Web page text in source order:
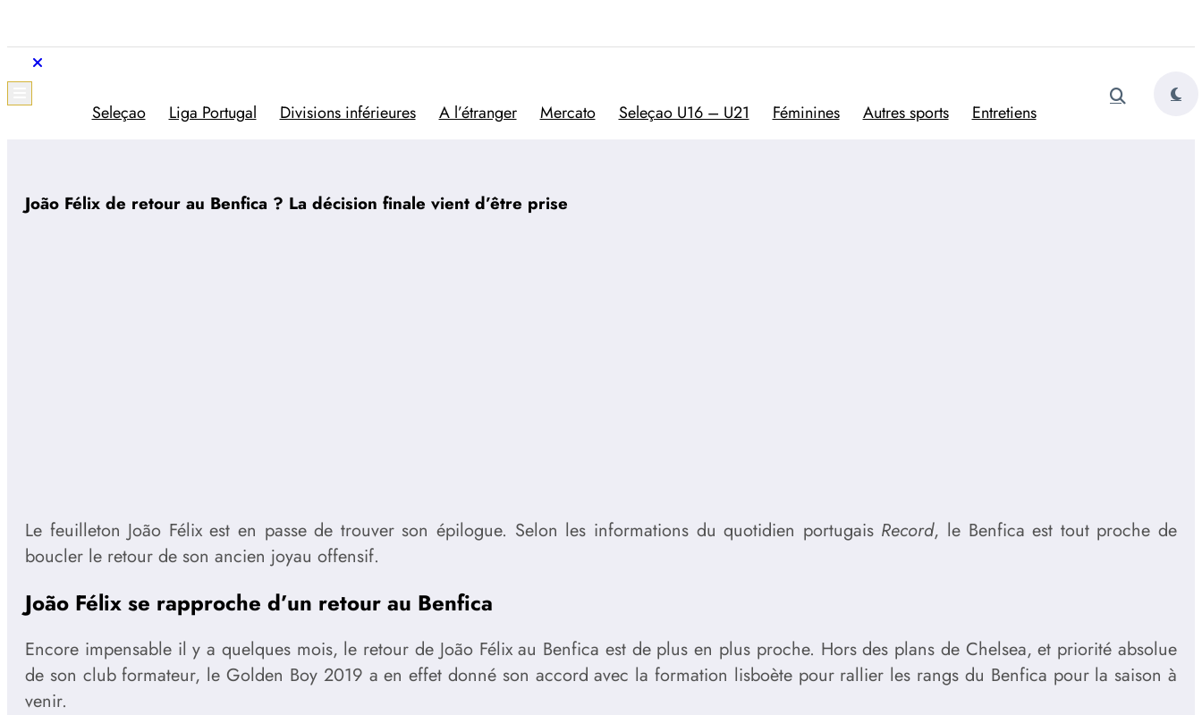
contenu
Trivela
L'actualité du football portugais
Seleçao Liga Portugal Divisions inférieures A l’étranger Mercato Seleçao U16 – U21 Féminines Autres sports Entretiens
João Félix de retour au Benfica ? La décision finale vient d’être prise
Le feuilleton João Félix est en passe de trouver son épilogue. Selon les informations du quotidien portugais Record, le Benfica est tout proche de
boucler le retour de son ancien joyau offensif.
João Félix se rapproche d’un retour au Benfica
Encore impensable il y a quelques mois, le retour de João Félix au Benfica est de plus en plus proche. Hors des plans de Chelsea, et priorité absolue
de son club formateur, le Golden Boy 2019 a en effet donné son accord avec la formation lisboète pour rallier les rangs du Benfica pour la saison à
venir.